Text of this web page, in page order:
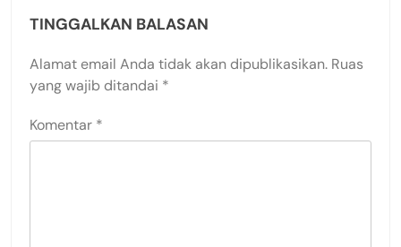
TINGGALKAN BALASAN
Alamat email Anda tidak akan dipublikasikan. Ruas
yang wajib ditandai *
Komentar *